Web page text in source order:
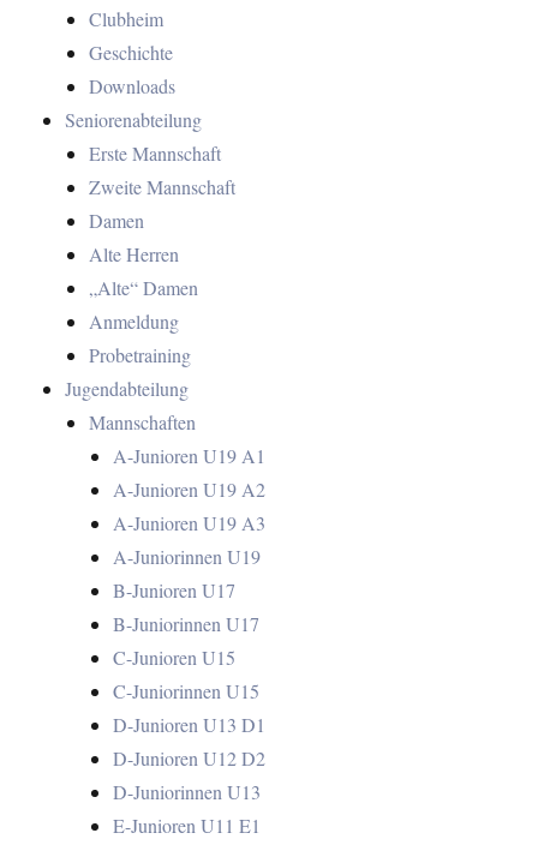
Clubheim
Geschichte
Downloads
Seniorenabteilung
Erste Mannschaft
Zweite Mannschaft
Damen
Alte Herren
„Alte“ Damen
Anmeldung
Probetraining
Jugendabteilung
Mannschaften
A-Junioren U19 A1
A-Junioren U19 A2
A-Junioren U19 A3
A-Juniorinnen U19
B-Junioren U17
B-Juniorinnen U17
C-Junioren U15
C-Juniorinnen U15
D-Junioren U13 D1
D-Junioren U12 D2
D-Juniorinnen U13
E-Junioren U11 E1